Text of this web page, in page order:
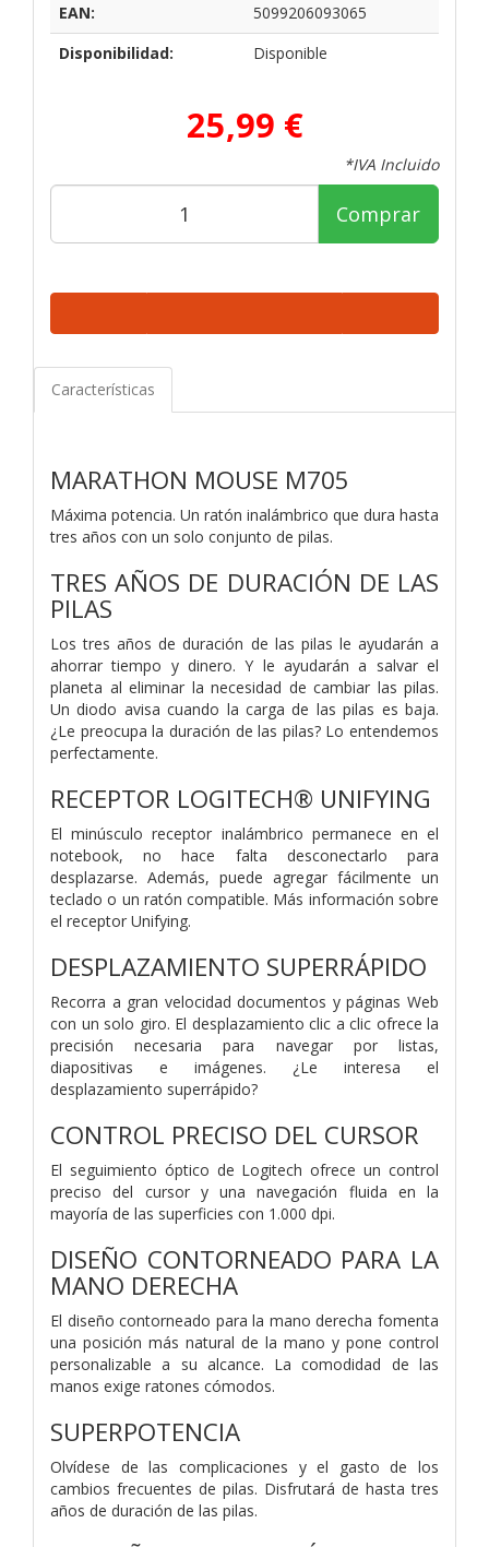
EAN:
5099206093065
Disponibilidad:
Disponible
25,99 €
*IVA Incluido
Comprar
Características
MARATHON MOUSE M705
Máxima potencia. Un ratón inalámbrico que dura hasta
tres años con un solo conjunto de pilas.
TRES AÑOS DE DURACIÓN DE LAS
PILAS
Los tres años de duración de las pilas le ayudarán a
ahorrar tiempo y dinero. Y le ayudarán a salvar el
planeta al eliminar la necesidad de cambiar las pilas.
Un diodo avisa cuando la carga de las pilas es baja.
¿Le preocupa la duración de las pilas? Lo entendemos
perfectamente.
RECEPTOR LOGITECH® UNIFYING
El minúsculo receptor inalámbrico permanece en el
notebook, no hace falta desconectarlo para
desplazarse. Además, puede agregar fácilmente un
teclado o un ratón compatible. Más información sobre
el receptor Unifying.
DESPLAZAMIENTO SUPERRÁPIDO
Recorra a gran velocidad documentos y páginas Web
con un solo giro. El desplazamiento clic a clic ofrece la
precisión necesaria para navegar por listas,
diapositivas e imágenes. ¿Le interesa el
desplazamiento superrápido?
CONTROL PRECISO DEL CURSOR
El seguimiento óptico de Logitech ofrece un control
preciso del cursor y una navegación fluida en la
mayoría de las superficies con 1.000 dpi.
DISEÑO CONTORNEADO PARA LA
MANO DERECHA
El diseño contorneado para la mano derecha fomenta
una posición más natural de la mano y pone control
personalizable a su alcance. La comodidad de las
manos exige ratones cómodos.
SUPERPOTENCIA
Olvídese de las complicaciones y el gasto de los
cambios frecuentes de pilas. Disfrutará de hasta tres
años de duración de las pilas.